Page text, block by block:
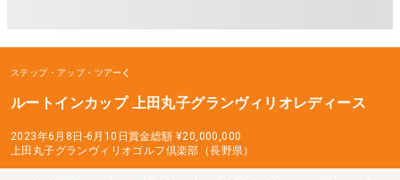
ステップ・アップ・ツアー
ルートインカップ 上田丸子グランヴィリオレディース
2023年6月8日-6月10日賞金総額 ¥20,000,000
上田丸子グランヴィリオゴルフ倶楽部（長野県）